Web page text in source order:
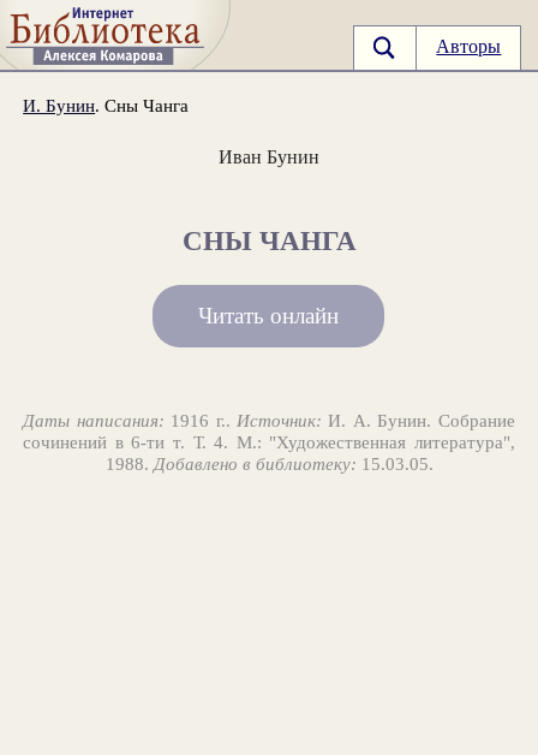
Авторы
И. Бунин. Сны Чанга
Иван Бунин
СНЫ ЧАНГА
Читать онлайн
Даты написания: 1916 г.. Источник: И. А. Бунин. Собрание
сочинений в 6-ти т. Т. 4. М.: "Художественная литература",
1988.Добавлено в библиотеку: 15.03.05.